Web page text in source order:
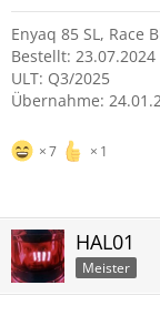
Enyaq 85 SL, Race
Bestellt: 23.07.2024
ULT: Q3/2025
Übernahme:
7 1
HAL01
Meister